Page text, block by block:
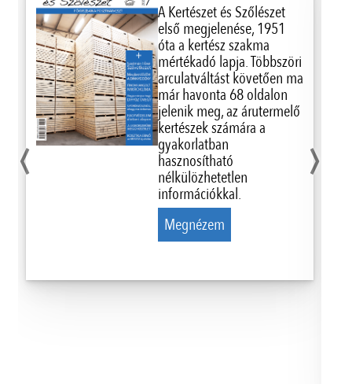
A Kertészet és Szőlészet
első megjelenése, 1951
óta a kertész szakma
mértékadó lapja. Többszöri
arculatváltást követően ma
már havonta 68 oldalon
jelenik meg, az árutermelő
kertészek számára a
gyakorlatban
hasznosítható
nélkülözhetetlen
információkkal.
Megnézem
‹ ›